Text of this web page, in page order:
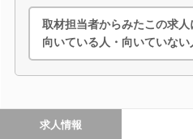
取材担当者からみたこの求人
向いている人・向いていない
求人情報